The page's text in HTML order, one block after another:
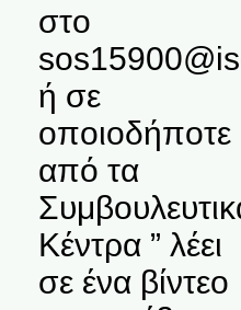
στο
ή σε
οποιοδήποτε
από τα
Κέντρα ” λέει
σε ένα βίντεο